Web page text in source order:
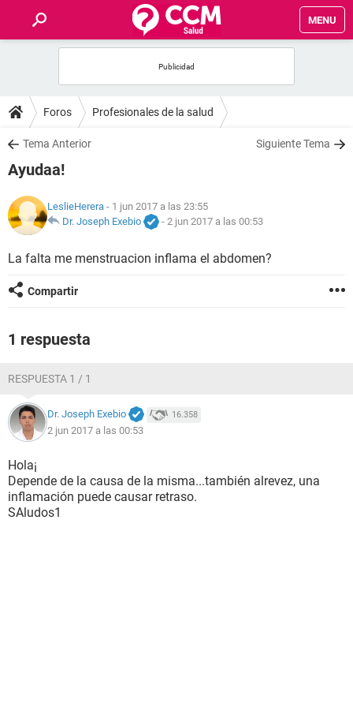
MENU
FOROS
SALUD
FAMILIA
NUTRICIÓN
BIENESTAR
SEXUALIDAD
GLOSARIO
Foros Profesionales de la salud
Tema Anterior Siguiente Tema
Ayudaa!
LeslieHerera - 1 jun 2017 a las 23:55
Dr. Joseph Exebio
- 2 jun 2017 a las 00:53
La falta me menstruacion inflama el abdomen?
Compartir
1 respuesta
RESPUESTA 1 / 1
Dr. Joseph Exebio 16.358
2 jun 2017 a las 00:53
Hola¡
Depende de la causa de la misma...también alrevez, una
inflamación puede causar retraso.
SAludos1